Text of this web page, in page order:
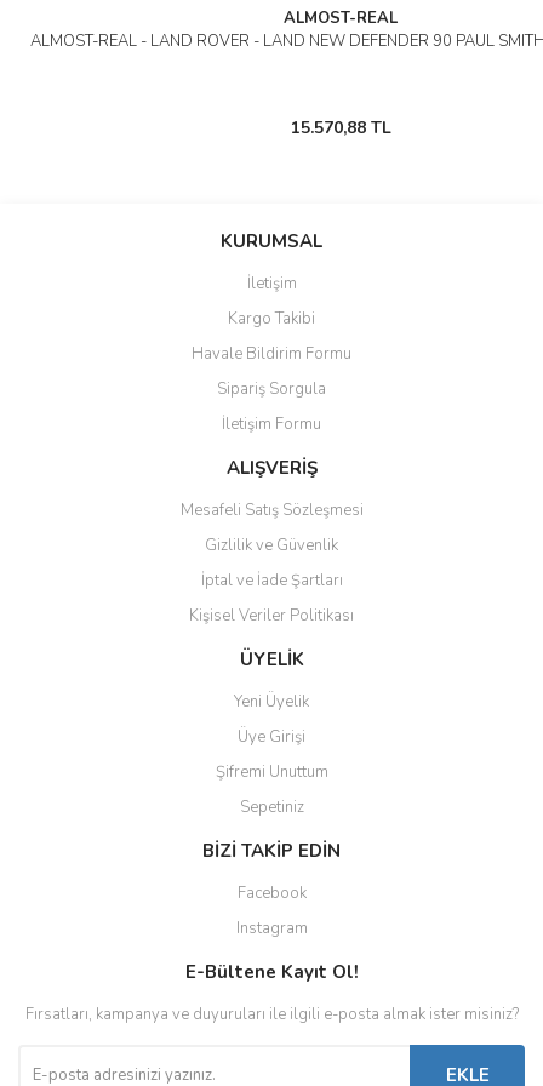
ALMOST-REAL
ALMOST-REAL - LAND ROVER - LAND NEW DEFENDER 90 PAUL
15.570,88 TL
KURUMSAL
İletişim
Kargo Takibi
Havale Bildirim Formu
Sipariş Sorgula
İletişim Formu
ALIŞVERİŞ
Mesafeli Satış Sözleşmesi
Gizlilik ve Güvenlik
İptal ve İade Şartları
Kişisel Veriler Politikası
ÜYELİK
Yeni Üyelik
Üye Girişi
Şifremi Unuttum
Sepetiniz
BİZİ TAKİP EDİN
Facebook
Instagram
E-Bültene Kayıt Ol!
Fırsatları, kampanya ve duyuruları ile ilgili e-posta almak ister misiniz?
EKLE